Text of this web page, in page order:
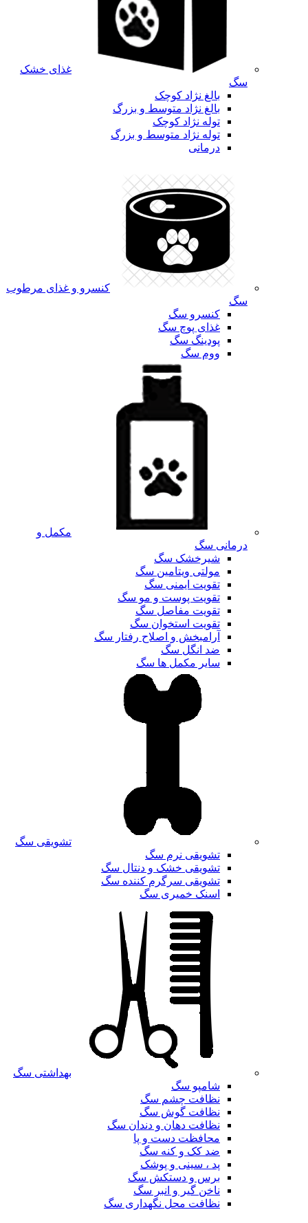
غذای خشک
سگ
بالغ نژاد کوچک
بالغ نژاد متوسط و بزرگ
توله نژاد کوچک
توله نژاد متوسط و بزرگ
درمانی
کنسرو و غذای مرطوب
سگ
کنسرو سگ
غذای پوچ سگ
پودینگ سگ
ووم سگ
مکمل و
درمانی سگ
شیرخشک سگ
مولتی ویتامین سگ
تقویت ایمنی سگ
تقویت پوست و مو سگ
تقویت مفاصل سگ
تقویت استخوان سگ
آرامبخش و اصلاح رفتار سگ
ضد انگل سگ
سایر مکمل ها سگ
تشویقی سگ
تشویقی نرم سگ
تشویقی خشک و دنتال سگ
تشویقی سرگرم کننده سگ
اسنک خمیری سگ
بهداشتی سگ
شامپو سگ
نظافت چشم سگ
نظافت گوش سگ
نظافت دهان و دندان سگ
محافظت دست و پا
ضد کک و کنه سگ
پد ، سینی و پوشک
برس و دستکش سگ
ناخن گیر و انبر سگ
نظافت محل نگهداری سگ